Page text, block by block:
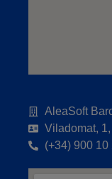
AleaSoft
Viladomat,
(+34) 900 10